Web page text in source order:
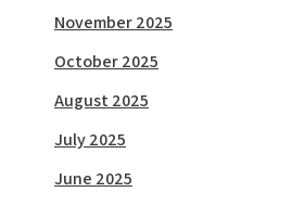
November 2025
October 2025
August 2025
July 2025
June 2025